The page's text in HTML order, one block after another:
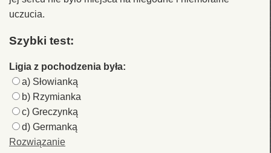
uczucia.
Szybki test:
Ligia z pochodzenia była:
a) Słowianką
b) Rzymianka
c) Greczynką
d) Germanką
Rozwiązanie